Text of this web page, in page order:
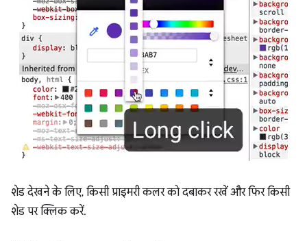
शेड देखने के लिए, किसी प्राइमरी कलर को दबाकर रखें और फिर किसी
शेड पर क्लिक करें.